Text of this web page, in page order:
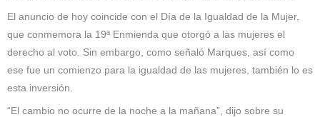
El anuncio de hoy coincide con el Día de la Igualdad de la Mujer,
que conmemora la 19ª Enmienda que otorgó a las mujeres el
derecho al voto. Sin embargo, como señaló Marques, así como
ese fue un comienzo para la igualdad de las mujeres, también lo es
esta inversión.
“El cambio no ocurre de la noche a la mañana”, dijo sobre su